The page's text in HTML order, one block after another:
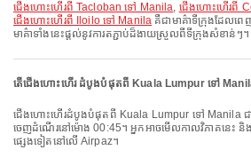
ជើងហោះហើរពី Tacloban ទៅ Manila, ជើងហោះហើរពី
ជើងហោះហើរពី Iloilo ទៅ Manila គឺជាមាគ៌ាទីក្រុងដែល
មាគ៌ាទាំងនេះផ្តល់នូវការតភ្ជាប់ដ៏ងាយស្រួលពីទីក្រុងសំខាន់ៗ។
តើជើងហោះហើរ ដំបូងបំផុតពី Kuala Lumpur ទៅ
ជើងហោះហើរដំបូងបំផុតពី Kuala Lumpur ទៅ Manila ជាមួយ Philippine Airlines
ចេញដំណើរនៅម៉ោង 00:45។ អ្នកអាចមើលកាលវិភាគនេះ
ផ្សេងទៀតនៅលើ Airpaz។